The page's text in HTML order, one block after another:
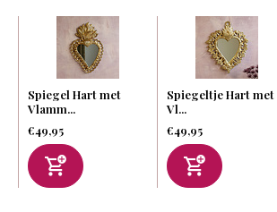
Spiegel Hart met
Vlamm...
€49,95
Spiegeltje Hart met
Vl...
€49,95